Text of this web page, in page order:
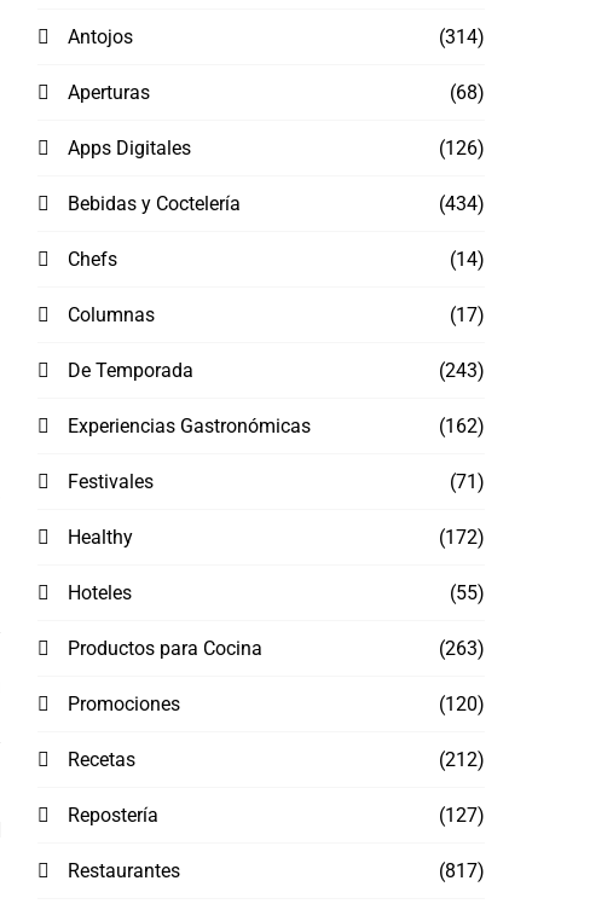
Antojos (314)
Aperturas (68)
Apps Digitales (126)
Bebidas y Coctelería (434)
Chefs (14)
Columnas (17)
De Temporada (243)
Experiencias Gastronómicas (162)
Festivales (71)
Healthy (172)
Hoteles (55)
Productos para Cocina (263)
Promociones (120)
Recetas (212)
Repostería (127)
Restaurantes (817)